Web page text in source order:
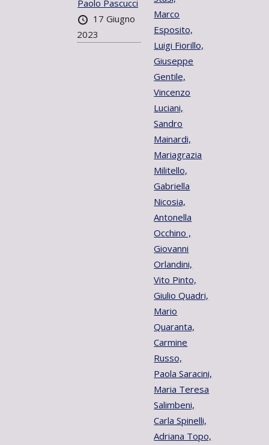
Paolo Pascucci
17 Giugno
2023
Marco
Esposito,
Luigi Fiorillo,
Giuseppe
Gentile,
Vincenzo
Luciani,
Sandro
Mainardi,
Mariagrazia
Militello,
Gabriella
Nicosia,
Antonella
Occhino ,
Giovanni
Orlandini,
Vito Pinto,
Giulio Quadri,
Mario
Quaranta,
Carmine
Russo,
Paola Saracini,
Maria Teresa
Salimbeni,
Carla Spinelli,
Adriana Topo,